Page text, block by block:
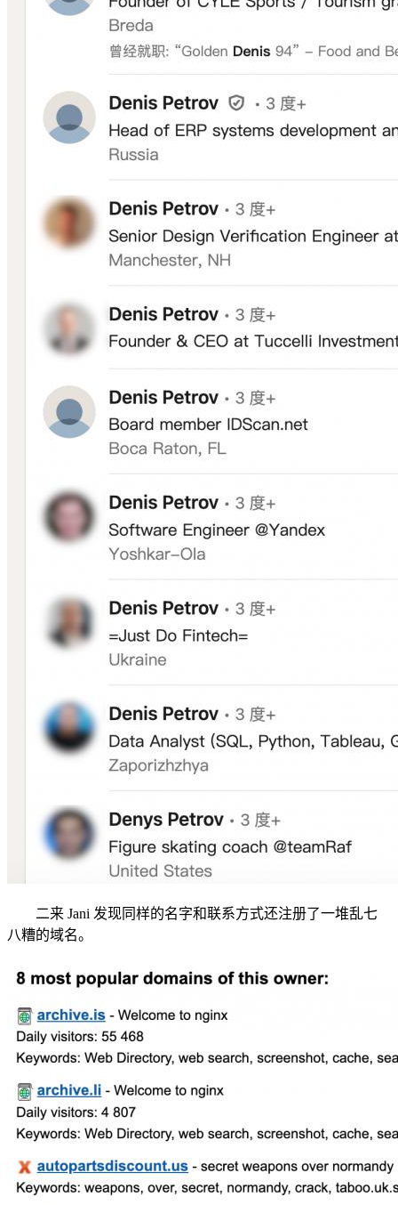
二来 Jani 发现同样的名字和联系方式还注册了一堆乱七
八糟的域名。